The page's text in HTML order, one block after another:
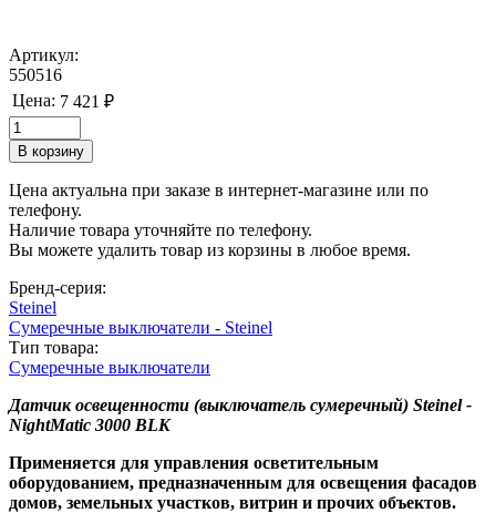
Артикул:
550516
Цена: 7 421 ₽
Цена актуальна при заказе в интернет-магазине или по
телефону.
Наличие товара уточняйте по телефону.
Вы можете удалить товар из корзины в любое время.
Бренд-серия:
Steinel
Сумеречные выключатели - Steinel
Тип товара:
Сумеречные выключатели
Датчик освещенности (выключатель сумеречный) Steinel -
NightMatic 3000 BLK
Применяется для управления осветительным
оборудованием, предназначенным для освещения фасадов
домов, земельных участков, витрин и прочих объектов.